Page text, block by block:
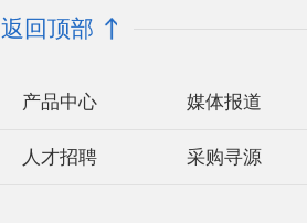
返回顶部
产品中心 媒体报道
人才招聘 采购寻源